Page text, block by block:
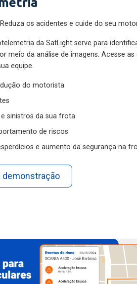
os acidentes e cuide do seu
da SatLight serve para
meio da análise de imagens. Acesse
equipe.
do motorista
sinistros da sua frota
de riscos
e aumento da segurança na
demonstração